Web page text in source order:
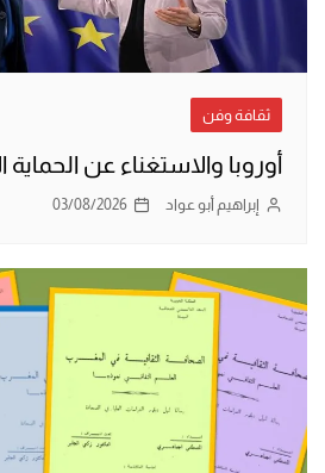
ثقافة وفن
أوروبا والاستغناء عن الحماية
إبراهيم أبو عواد 03/08/2026